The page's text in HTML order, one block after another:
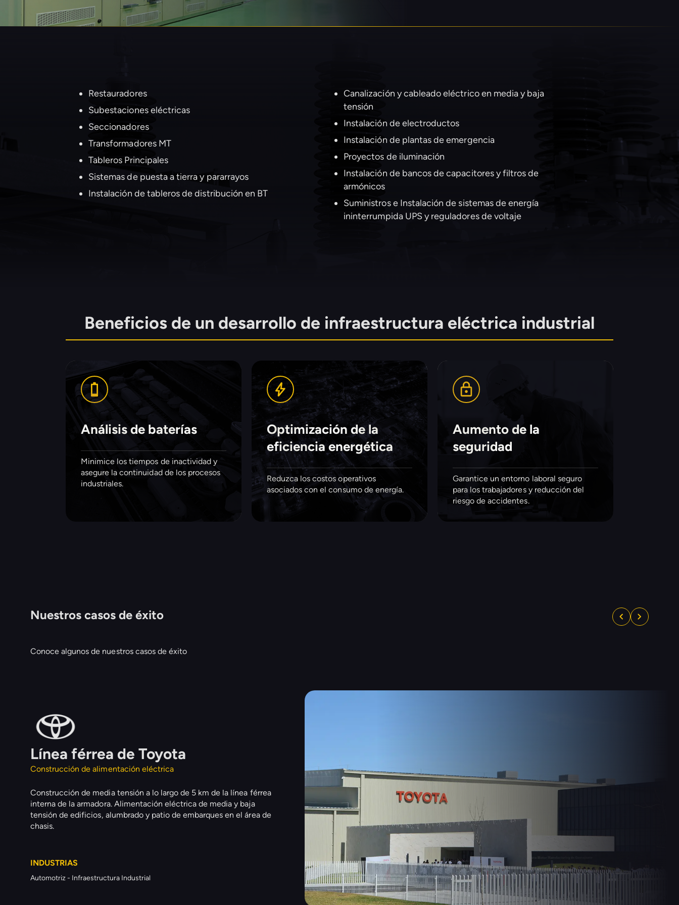
Otros Servicios
Filtros de Armónicos
Baterías Plomo-Ácido
Restauradores
Subestaciones eléctricas
Seccionadores
Transformadores MT
Tableros Principales
Sistemas de puesta a tierra y pararrayos
Instalación de tableros de distribución en BT
Canalización y cableado eléctrico en media y baja
tensión
Instalación de electroductos
Instalación de plantas de emergencia
Proyectos de iluminación
Instalación de bancos de capacitores y filtros de
armónicos
Suministros e Instalación de sistemas de energía
ininterrumpida UPS y reguladores de voltaje
Beneficios de un desarrollo de infraestructura eléctrica industrial
Análisis de baterías
Minimice los tiempos de inactividad y
asegure la continuidad de los procesos
industriales.
Optimización de la
eficiencia energética
Reduzca los costos operativos
asociados con el consumo de energía.
Aumento de la
seguridad
Garantice un entorno laboral seguro
para los trabajadores y reducción del
riesgo de accidentes.
Nuestros casos de éxito
Conoce algunos de nuestros casos de éxito
Línea férrea de Toyota
Construcción de alimentación eléctrica
Construcción de media tensión a lo largo de 5 km de la línea férrea
interna de la armadora. Alimentación eléctrica de media y baja
tensión de edificios, alumbrado y patio de embarques en el área de
chasis.
INDUSTRIAS
Automotriz - Infraestructura Industrial